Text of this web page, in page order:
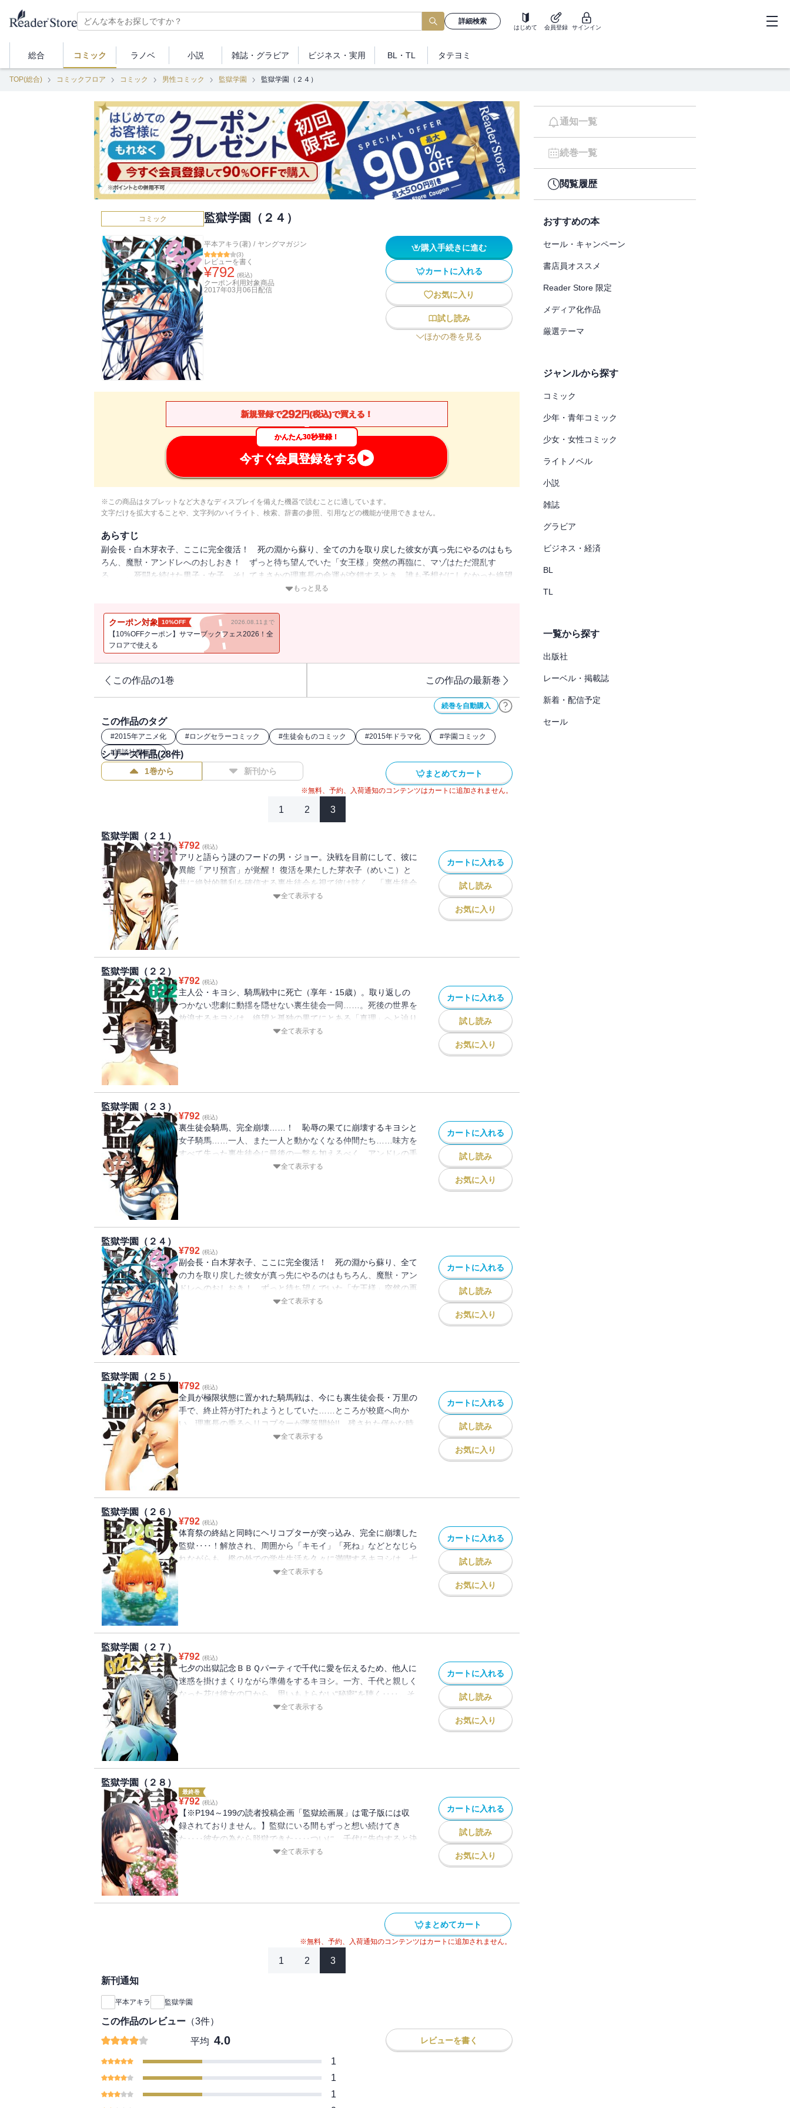
詳細検索
はじめて 会員登録 サインイン
総合 コミック ラノベ 小説 雑誌・ グラビア ビジネス ・実用 BL・TL タテヨミ
TOP(総合) コミックフロア コミック 男性コミック 監獄学園 監獄学園（２４）
コミック 監獄学園（２４）
平本アキラ(著) / ヤングマガジン
(3)
レビューを書く
¥792 (税込)
クーポン利用対象商品
2017年03月06日 配信
購入手続きに進む
カートに入れる
お気に入り
試し読み
ほかの巻を見る
新規登録で292円(税込)で買える！
かんたん30秒登録！
今すぐ会員登録をする
※この商品はタブレットなど大きなディスプレイを備えた機器で読むことに適しています。
文字だけを拡大することや、文字列のハイライト、検索、辞書の参照、引用などの機能が使用できません。
あらすじ
副会長・白木芽衣子、ここに完全復活！ 死の淵から蘇り、全ての力を取り戻した彼女が真っ先にやるのはもち
ろん、魔獣・アンドレへのおしおき！ ずっと待ち望んでいた「女王様」突然の再臨に、マゾはただ混乱す
る……。死闘を続けた男子・女子、そしてまさかの理事長の命運が交錯するとき、誰も予想だにしなかった絶望
への扉が開き出す……!! 明朗学園囚人騎馬バトル、予測不可能のクライマックスが始ま‥‥る!!
もっと見る
クーポン対象 10%OFF 2026.08.11まで
【10%OFFクーポン】サマーブックフェス2026！全
フロアで使える
この作品の1巻 この作品の最新巻
続巻を自動購入
この作品のタグ
#2015年アニメ化 #ロングセラーコミック #生徒会ものコミック #2015年ドラマ化 #学園コミック
#講談社漫画賞
シリーズ作品(28件)
1巻から 新刊から まとめてカート
※無料、予約、入荷通知のコンテンツはカートに追加されません。
1 2 3
監獄学園（２１）
¥792 (税込)
アリと語らう謎のフードの男・ジョー。決戦を目前にして、彼に
異能「アリ預言」が覚醒！ 復活を果たした芽衣子（めいこ）と
共に絶対的勝利を確信する裏生徒会を視て彼は呟く。「裏生徒会
は敗北する」……！ 圧倒的脅威と化した魔獣・アンドレを従え
全て表示する
カートに入れる
試し読み
お気に入り
監獄学園（２２）
¥792 (税込)
主人公・キヨシ、騎馬戦中に死亡（享年・15歳）。取り返しの
つかない悲劇に動揺を隠せない裏生徒会一同……。死後の世界を
放浪するキヨシは、絶望と孤独の果てにとある「真理」へと辿り
着く……！ そして理事長にはまさかの記憶がよみがえり、さら
全て表示する
カートに入れる
試し読み
お気に入り
監獄学園（２３）
¥792 (税込)
裏生徒会騎馬、完全崩壊……！ 恥辱の果てに崩壊するキヨシと
女子騎馬……一人、また一人と動かなくなる仲間たち……味方を
すべて失った裏生徒会に最後の一撃を加えるべく、アンドレの手
が万里の鉢巻きに伸びる。そして浮かび上がる、少女たちの絆。
全て表示する
カートに入れる
試し読み
お気に入り
監獄学園（２４）
¥792 (税込)
副会長・白木芽衣子、ここに完全復活！ 死の淵から蘇り、全て
の力を取り戻した彼女が真っ先にやるのはもちろん、魔獣・アン
ドレへのおしおき！ ずっと待ち望んでいた「女王様」突然の再
臨に、マゾはただ混乱する……。死闘を続けた男子・女子、そし
全て表示する
カートに入れる
試し読み
お気に入り
監獄学園（２５）
¥792 (税込)
全員が極限状態に置かれた騎馬戦は、今にも裏生徒会長・万里の
手で、終止符が打たれようとしていた……ところが校庭へ向か
い、理事長の乗るヘリコプターが墜落開始!! 残された僅かな時
間で、裏生徒会は、表生徒会は、キヨシは、そして魔獣化したま
全て表示する
カートに入れる
試し読み
お気に入り
監獄学園（２６）
¥792 (税込)
体育祭の終結と同時にヘリコプターが突っ込み、完全に崩壊した
監獄‥‥！解放され、周囲から「キモイ」「死ね」などとなじら
れながらも、檻の外での学生生活を久々に満喫するキヨシは、七
夕の日に開かれる出獄記念焼き肉パーティで、千代に告白するこ
全て表示する
カートに入れる
試し読み
お気に入り
監獄学園（２７）
¥792 (税込)
七夕の出獄記念ＢＢＱパーティで千代に愛を伝えるため、他人に
迷惑を掛けまくりながら準備をするキヨシ。一方、千代と親しく
なった花は彼女の口から、思いもよらない“秘密”を聴く‥‥。そ
して体育祭の後、ずっと姿を見せていなかった万里はケイトに、
全て表示する
カートに入れる
試し読み
お気に入り
監獄学園（２８）
最終巻
¥792 (税込)
【※P194～199の読者投稿企画「監獄絵画展」は電子版には収
録されておりません。】監獄にいる間もずっと想い続けてき
た‥‥彼女の為なら脱獄できた‥‥ついに、千代に告白すると決
めたキヨシ!出獄記念BBQパーティで愛を伝えると決め、ありと
絶な最終決戦、ここに開幕。そして唯一無二の明朗学園脱獄漫
全て表示する
カートに入れる
試し読み
お気に入り
まとめてカート
※無料、予約、入荷通知のコンテンツはカートに追加されません。
1 2 3
新刊通知
平本アキラ 監獄学園
この作品のレビュー （3件）
平均 4.0 レビューを書く
1
1
1
通知一覧
続巻一覧
閲覧履歴
おすすめの本
セール・キャンペーン
書店員オススメ
Reader Store 限定
メディア化作品
厳選テーマ
ジャンルから探す
コミック
少年・青年コミック
少女・女性コミック
ライトノベル
小説
雑誌
グラビア
ビジネス・経済
BL
TL
一覧から探す
出版社
レーベル・掲載誌
新着・配信予定
セール